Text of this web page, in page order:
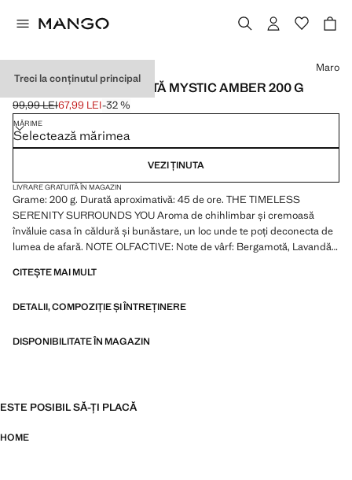
Treci la conținutul principal
LUMÂNARE PARFUMATĂ MYSTIC AMBER 200 G
Preț inițial tăiat [99,99 LEI ]
99,99 LEI
Preț actual [67,99 LEI ]
67,99 LEI-32 %
Selectează o culoare
Maro
MĂRIME
Selectează mărimea
VEZI ȚINUTA
LIVRARE GRATUITĂ ÎN MAGAZIN
Grame: 200 g. Durată aproximativă: 45 de ore. THE TIMELESS
SERENITY SURROUNDS YOU Aroma de chihlimbar și cremoasă
învăluie casa în căldură și bunăstare, un loc unde te poți deconecta de
lumea de afară. NOTE OLFACTIVE: Note de vârf: Bergamotă, Lavandă,
bază: Chihlimbar, Benzoină, Ulei de labdan. Etichetă lucrată manual
CITEȘTE MAI MULT
DETALII, COMPOZIȚIE ȘI ÎNTREȚINERE
DISPONIBILITATE ÎN MAGAZIN
ESTE POSIBIL SĂ-ȚI PLACĂ
HOME